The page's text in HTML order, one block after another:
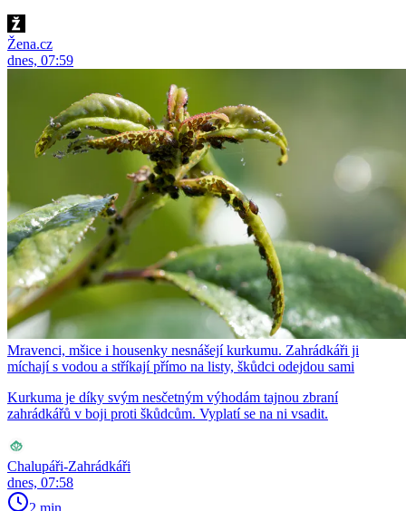
Žena.cz
dnes, 07:59
Mravenci, mšice i housenky nesnášejí kurkumu. Zahrádkáři ji
míchají s vodou a stříkají přímo na listy, škůdci odejdou sami
Kurkuma je díky svým nesčetným výhodám tajnou zbraní
zahrádkářů v boji proti škůdcům. Vyplatí se na ni vsadit.
Chalupáři-Zahrádkáři
dnes, 07:58
2 min